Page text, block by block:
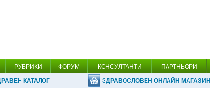
РУБРИКИ ФОРУМ КОНСУЛТАНТИ ПАРТНЬОРИ
КАТАЛОГ ЗДРАВОСЛОВЕН ОНЛАЙН МАГАЗИН